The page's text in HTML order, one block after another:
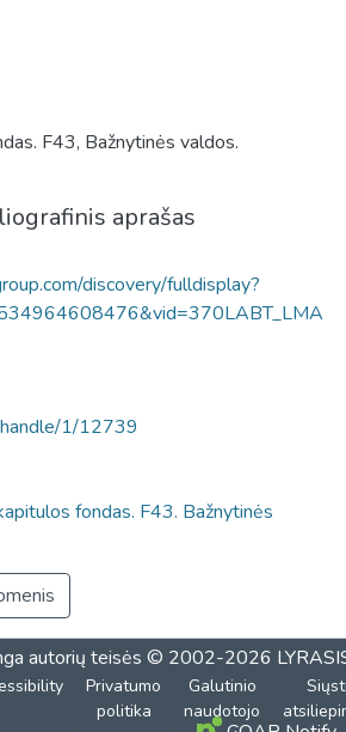
F43, Bažnytinės valdos.
aprašas
discovery/fulldisplay?
1/12739
fondas. F43. Bažnytinės
autorių teisės © 2002-2026
Privatumo
politika
Galutinio
naudotojo